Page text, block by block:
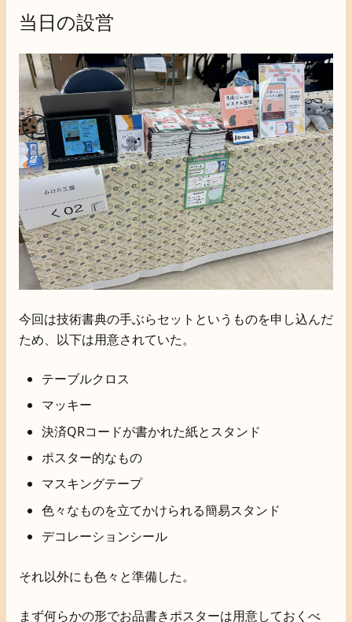
当日の設営
今回は技術書典の手ぶらセットというものを申し込んだ
ため、以下は用意されていた。
テーブルクロス
マッキー
決済QRコードが書かれた紙とスタンド
ポスター的なもの
マスキングテープ
色々なものを立てかけられる簡易スタンド
デコレーションシール
それ以外にも色々と準備した。
まず何らかの形でお品書きポスターは用意しておくべ